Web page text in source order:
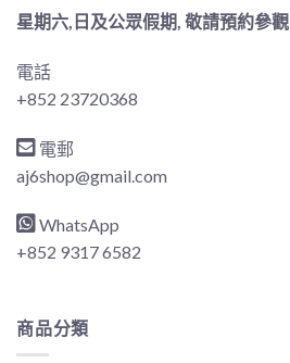
星期六,日及公眾假期, 敬請預約參觀
電話
+852 23720368
電郵
aj6shop@gmail.com
WhatsApp
+852 9317 6582
商品分類